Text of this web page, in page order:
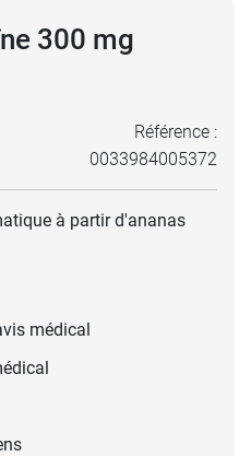
300 mg
Référence :
0033984005372
à partir d'ananas
médical